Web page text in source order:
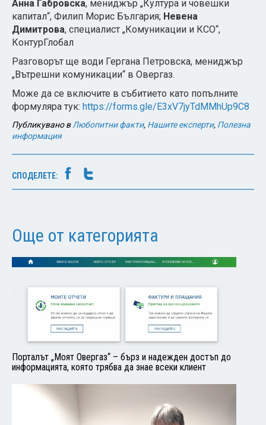
Анна Габровска, мениджър „Култура и човешки
капитал“, Филип Морис България; Невена
Димитрова, специалист „Комуникации и КСО“,
КонтурГлобал
Разговорът ще води Гергана Петровска, мениджър
„Вътрешни комуникации“ в Овергаз.
Може да се включите в събитието като попълните
формуляра тук: https://forms.gle/E3xV7jyTdMMhUp9C8
Публикувано вЛюбопитни факти, Нашите експерти, Полезна
информация
СПОДЕЛЕТЕ:
Още от категорията
Порталът „Моят Овергаз“ – бърз и надежден достъп до
информацията, която трябва да знае всеки клиент